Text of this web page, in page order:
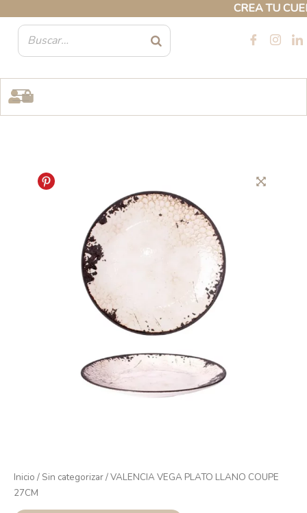
CREA TU
contenido
Inicio / Sin categorizar/ VALENCIA VEGA PLATO LLANO COUPE
27CM